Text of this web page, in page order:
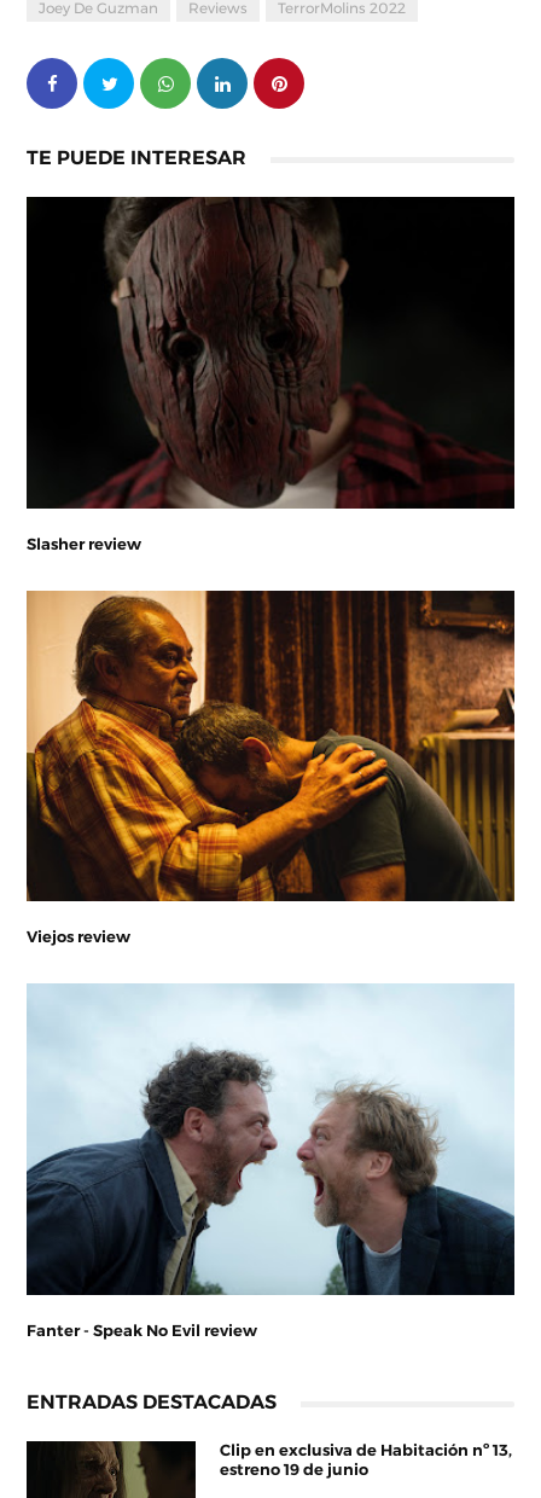
Joey De Guzman
Reviews TerrorMolins 2022
TE PUEDE INTERESAR
Slasher review
Viejos review
Fanter - Speak No Evil review
ENTRADAS DESTACADAS
Clip en exclusiva de Habitación nº 13,
estreno 19 de junio